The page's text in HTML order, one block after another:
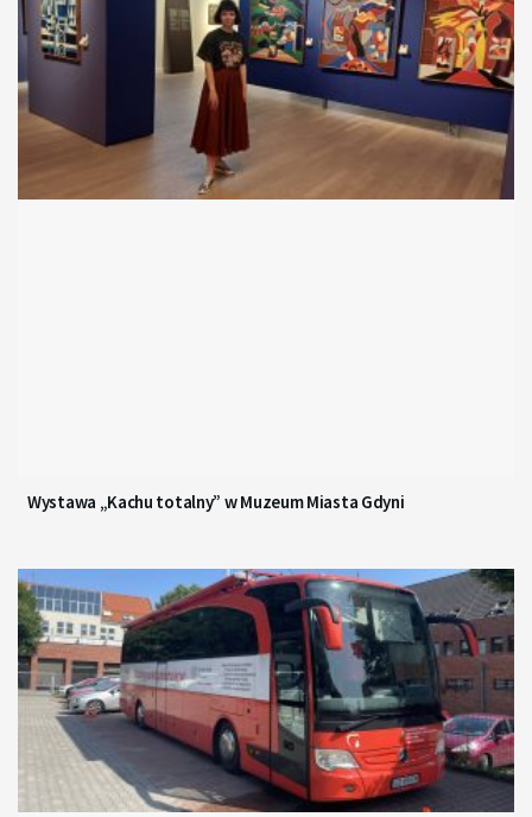
Wystawa „Kachu totalny” w Muzeum Miasta Gdyni